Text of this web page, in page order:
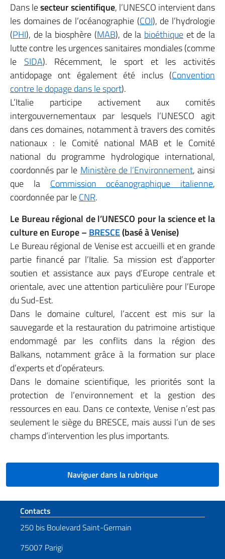
Dans lesecteur scientifique, l’UNESCO intervient dans
les domaines de l’océanographie (COI), de l’hydrologie
(PHI), de la biosphère (MAB), de la bioéthiqueet de la
lutte contre les urgences sanitaires mondiales (comme
le SIDA). Récemment, le sport et les activités
antidopage ont également été inclus (Convention
contre le dopage dans le sport).
L’Italie participe activement aux comités
intergouvernementaux par lesquels l’UNESCO agit
dans ces domaines, notamment à travers des comités
nationaux : le Comité national MAB et le Comité
national du programme hydrologique international,
coordonnés par le Ministère de l’Environnement, ainsi
que la Commission océanographique italienne,
coordonnée par leCNR.
Le Bureau régional de l’UNESCO pour la science et la
culture en Europe – BRESCE(basé à Venise)
Le Bureau régional de Venise est accueilli et en grande
partie financé par l’Italie. Sa mission est d’apporter
soutien et assistance aux pays d’Europe centrale et
orientale, avec une attention particulière pour l’Europe
du Sud-Est.
Dans le domaine culturel, l’accent est mis sur la
sauvegarde et la restauration du patrimoine artistique
endommagé par les conflits dans la région des
Balkans, notamment grâce à la formation sur place
d’experts et d’opérateurs.
Dans le domaine scientifique, les priorités sont la
protection de l’environnement et la gestion des
ressources en eau. Dans ce contexte, Venise n’est pas
seulement le siège du BRESCE, mais aussi l’un de ses
champs d’intervention les plus importants.
Naviguer dans la rubrique
Section de pied de page
Contacts
250 bis Boulevard Saint-Germain
75007 Parigi